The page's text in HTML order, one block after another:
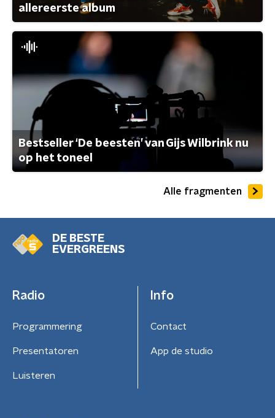
allereerste album
Bestseller ‘De beesten’ van Gijs Wilbrink nu
op het toneel
Alle fragmenten
DE BESTE
EVERGREENS
Radio
Programmering
Presentatoren
Luisteren
Info
Contact
App de studio